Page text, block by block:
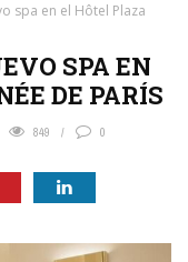
spa en el Hôtel Plaza
SPA EN
DE PARÍS
849 0